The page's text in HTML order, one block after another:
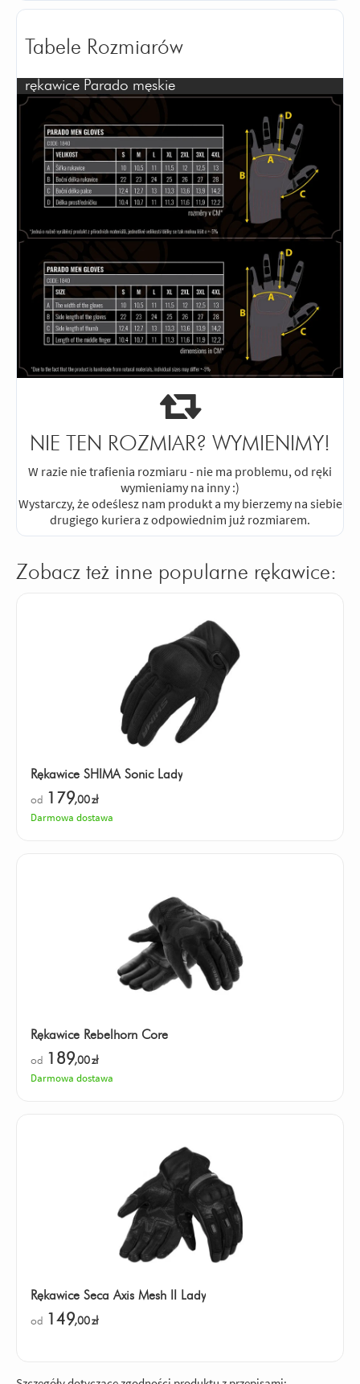
Tabele Rozmiarów
rękawice Parado męskie
NIE TEN ROZMIAR? WYMIENIMY!
W razie nie trafienia rozmiaru - nie ma problemu, od ręki
wymieniamy na inny :)
Wystarczy, że odeślesz nam produkt a my bierzemy na siebie
drugiego kuriera z odpowiednim już rozmiarem.
Zobacz też inne popularne rękawice:
Rękawice SHIMA Sonic Lady
od 179,00zł
Darmowa dostawa
Rękawice Rebelhorn Core
od 189,00zł
Darmowa dostawa
Rękawice Seca Axis Mesh II Lady
od 149,00zł